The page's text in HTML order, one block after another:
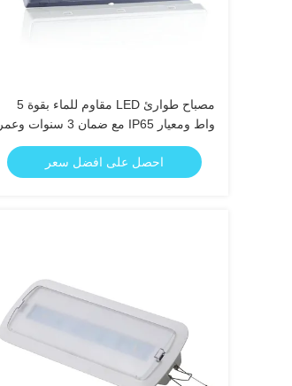
مصباح طوارئ LED مقاوم للماء بقوة 5
واط ومعيار IP65 مع ضمان 3 سنوات وعمر
افتراضي 25000 ساعة
احصل على افضل سعر